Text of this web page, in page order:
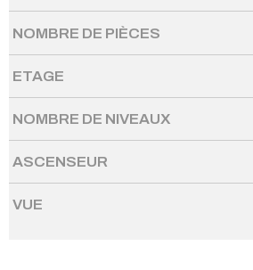
NOMBRE DE PIÈCES
ETAGE
NOMBRE DE NIVEAUX
ASCENSEUR
VUE